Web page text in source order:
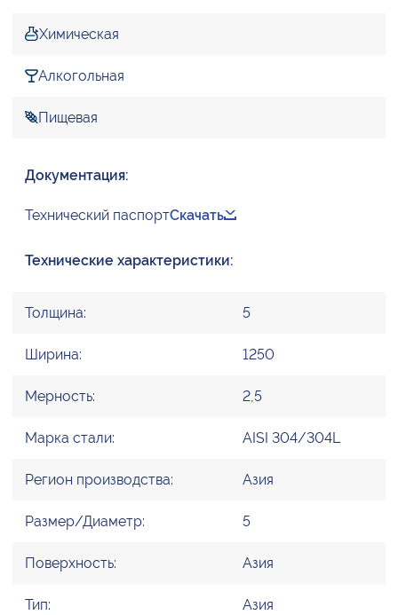
Химическая
Алкогольная
Пищевая
Документация:
Технический паспортСкачать
Технические характеристики:
Толщина: 5
Ширина: 1250
Мерность: 2,5
Марка стали: AISI 304/304L
Регион производства: Азия
Размер/Диаметр: 5
Поверхность: Азия
Тип: Азия